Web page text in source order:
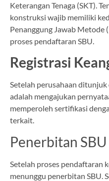
Keterangan Tenaga (SKT).
konstruksi wajib memiliki
Penanggung Jawab Metode
proses pendaftaran SBU.
Registrasi
Setelah perusahaan ditunjuk
adalah mengajukan
memperoleh sertifikasi
terkait.
Penerbitan SBU
Setelah proses pendaftaran
menunggu penerbitan SBU.